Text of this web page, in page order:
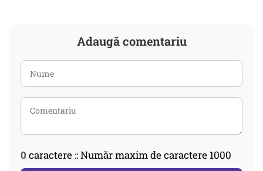
Adaugă comentariu
0 caractere :: Număr maxim de caractere 1000